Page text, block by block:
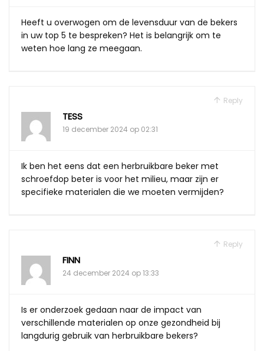
Heeft u overwogen om de levensduur van de bekers
in uw top 5 te bespreken? Het is belangrijk om te
weten hoe lang ze meegaan.
Reply
TESS
19 december 2024 op 02:31
Ik ben het eens dat een herbruikbare beker met
schroefdop beter is voor het milieu, maar zijn er
specifieke materialen die we moeten vermijden?
Reply
FINN
24 december 2024 op 13:33
Is er onderzoek gedaan naar de impact van
verschillende materialen op onze gezondheid bij
langdurig gebruik van herbruikbare bekers?